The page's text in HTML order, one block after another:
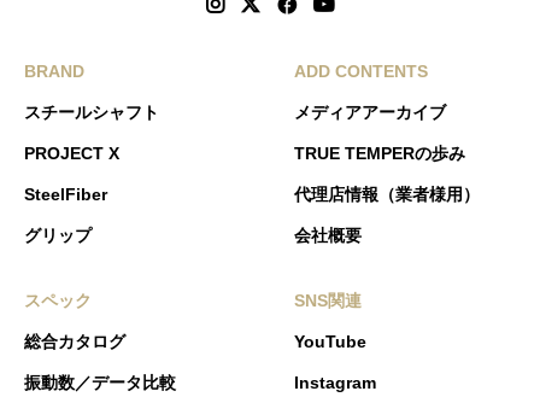
BRAND
スチールシャフト
PROJECT X
SteelFiber
グリップ
ADD CONTENTS
メディアアーカイブ
TRUE TEMPERの歩み
代理店情報（業者様用）
会社概要
スペック
総合カタログ
振動数／データ比較
SNS関連
YouTube
Instagram